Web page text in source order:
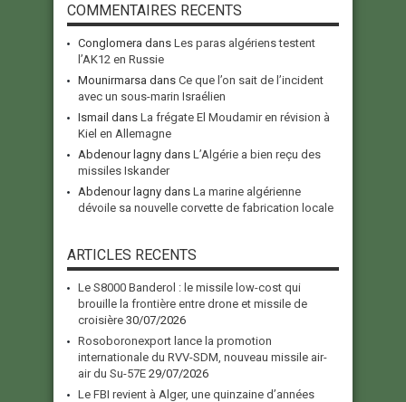
COMMENTAIRES RECENTS
Conglomera dans Les paras algériens testent
l’AK12 en Russie
Mounirmarsa dans Ce que l’on sait de l’incident
avec un sous-marin Israélien
Ismail dans La frégate El Moudamir en révision à
Kiel en Allemagne
Abdenour lagny dans L’Algérie a bien reçu des
missiles Iskander
Abdenour lagny dans La marine algérienne
dévoile sa nouvelle corvette de fabrication locale
ARTICLES RECENTS
Le S8000 Banderol : le missile low-cost qui
brouille la frontière entre drone et missile de
croisière 30/07/2026
Rosoboronexport lance la promotion
internationale du RVV-SDM, nouveau missile air-
air du Su-57E 29/07/2026
Le FBI revient à Alger, une quinzaine d’années